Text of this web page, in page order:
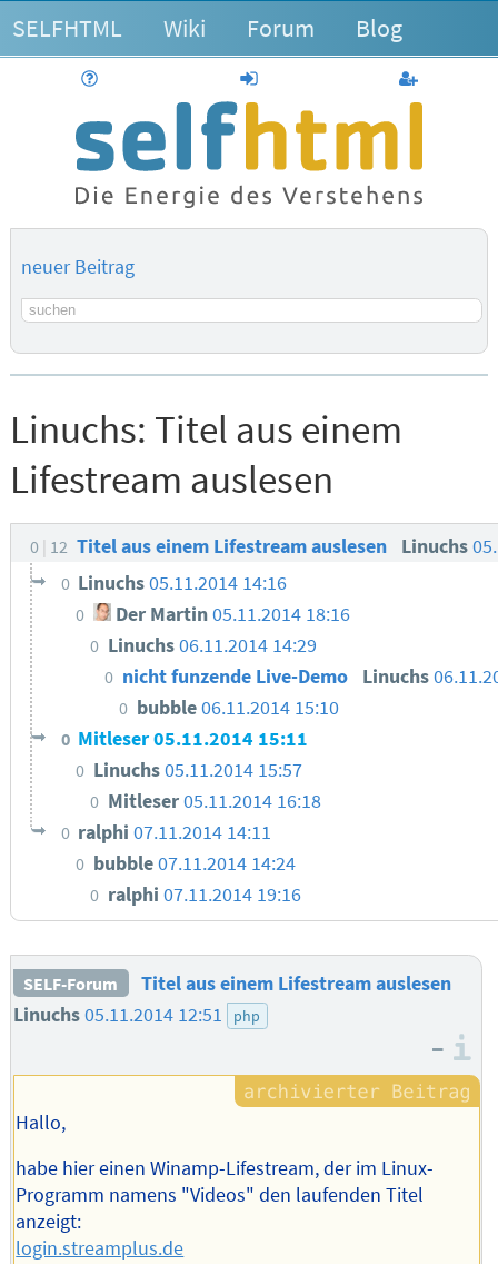
SELFHTML Wiki Forum Blog
anmelden
neuer Beitrag
Suchbegriff
Linuchs: Titel aus einem
Lifestream auslesen
0 12 Titel aus einem Lifestream auslesen Linuchs
0 Linuchs05.11.2014 14:16
0 Der Martin 05.11.2014 18:16
0 Linuchs06.11.2014 14:29
0 nicht funzende Live-Demo Linuchs
0 bubble06.11.2014 15:10
0 Mitleser05.11.2014 15:11
0 Linuchs05.11.2014 15:57
0 Mitleser05.11.2014 16:18
0 ralphi07.11.2014 14:11
0 bubble07.11.2014 14:24
0 ralphi 07.11.2014 19:16
SELF-Forum
Titel aus einem Lifestream auslesen
Linuchs05.11.2014 12:51 php
–
Hallo,
habe hier einen Winamp-Lifestream, der im Linux-
Programm namens "Videos" den laufenden Titel
anzeigt:
login.streamplus.de